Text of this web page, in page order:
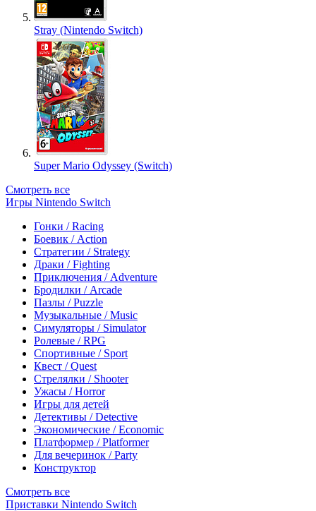
Stray (Nintendo Switch)
Super Mario Odyssey (Switch)
Смотреть все
Игры Nintendo Switch
Гонки / Racing
Боевик / Action
Стратегии / Strategy
Драки / Fighting
Приключения / Adventure
Бродилки / Arcade
Пазлы / Puzzle
Музыкальные / Music
Симуляторы / Simulator
Ролевые / RPG
Спортивные / Sport
Квест / Quest
Стрелялки / Shooter
Ужасы / Horror
Игры для детей
Детективы / Detective
Экономические / Economic
Платформер / Platformer
Для вечеринок / Party
Конструктор
Смотреть все
Приставки Nintendo Switch